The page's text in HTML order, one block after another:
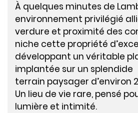
À quelques minutes de
environnement privilégié
verdure et proximité des
niche cette propriété
développant un véritable
implantée sur un splendide
terrain paysager d’environ
Un lieu de vie rare, pensé
lumière et intimité.